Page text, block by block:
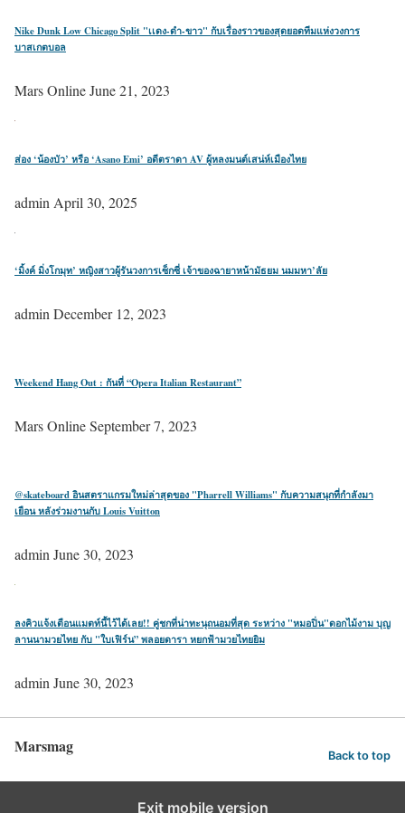
Nike Dunk Low Chicago Split "เเดง-ดำ-ขาว" กับเรื่องราวของสุดยอดทีมแห่งวงการ
บาสเกตบอล
Mars OnlineJune 21, 2023
ส่อง ‘น้องบัว’ หรือ ‘Asano Emi’ อดีตราดา AV ผู้หลงมนต์เสน่ห์เมืองไทย
admin April 30, 2025
‘มิ้งค์ มิ่งโกมุท’ หญิงสาวผู้รันวงการเซ็กซี่ เจ้าของฉายาหน้ามัธยม นมมหา’ลัย
adminDecember 12, 2023
Weekend Hang Out : กันที่ “Opera Italian Restaurant”
Mars OnlineSeptember 7, 2023
@skateboard อินสตราแกรมใหม่ล่าสุดของ "Pharrell Williams" กับความสนุกที่กำลังมา
เยือน หลังร่วมงานกับ Louis Vuitton
adminJune 30, 2023
ลงคิวแจ้งเตือนแมตท์นี้ไว้ได้เลย!! คู่ชกที่น่าทะนุถนอมที่สุด ระหว่าง "หมอปิ่น"ดอกไม้งาม บุญ
ลานนามวยไทย กับ "ใบเฟิร์น” พลอยดารา หยกฟ้ามวยไทยยิม
adminJune 30, 2023
Marsmag Back to top
Exit mobile version